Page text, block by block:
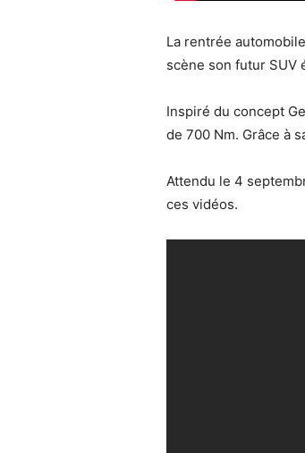
La rentrée
scène son futur SUV
Inspiré du concept
de 700 Nm. Grâce à
Attendu le 4
ces vidéos.